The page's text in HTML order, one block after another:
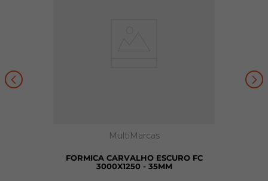
MultiMarcas
FORMICA CARVALHO ESCURO FC
3000X1250 - 35MM